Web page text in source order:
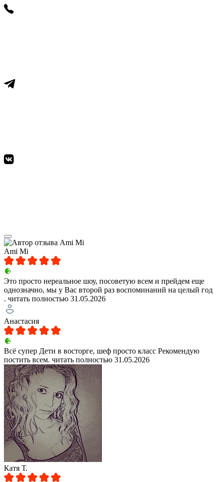
Ami Mi
Это просто нереальное шоу, посоветую всем и прейдем еще
однозначно, мы у Вас второй раз воспоминаний на целый год
. читать полностью 31.05.2026
Анастасия
Всё супер Дети в восторге, шеф просто класс Рекомендую
постить всем. читать полностью 31.05.2026
Катя Т.